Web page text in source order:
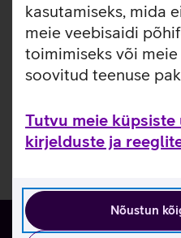
kasutamiseks, mida
meie veebisaidi
toimimiseks või
soovitud teenuse
Tutvu meie küpsiste
kirjelduste ja
Nõustun